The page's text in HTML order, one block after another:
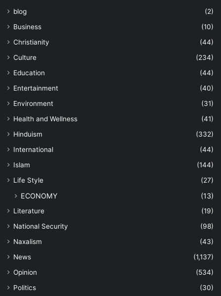
blog
(2)
Business
(10)
Christianity
(44)
Culture
(234)
Education
(44)
Entertainment
(40)
Environment
(31)
Health and Wellness
(41)
Hinduism
(332)
International
(44)
Islam
(144)
Life Style
(27)
ECONOMY (13)
Literature
(19)
National Security
(98)
Naxalism
(43)
News
(1,137)
Opinion
(534)
Politics
(30)